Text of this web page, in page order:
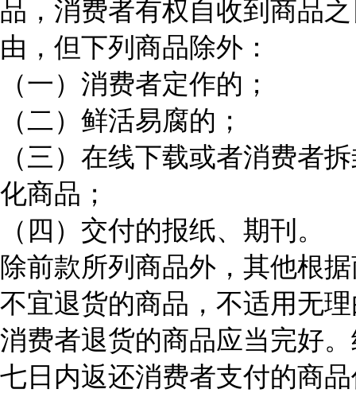
品，消费者有权自收到商品
由，但下列商品除外：
（一）消费者定作的；
（二）鲜活易腐的；
（三）在线下载或者消费者
化商品；
（四）交付的报纸、期刊。
除前款所列商品外，其他根
不宜退货的商品，不适用无
消费者退货的商品应当完好
七日内返还消费者支付的商